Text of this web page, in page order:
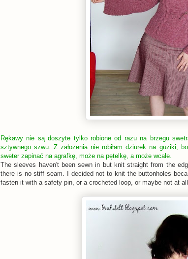
Rękawy nie są doszyte tylko robione od razu na brzegu
sztywnego szwu. Z założenia nie robiłam dziurek na guziki,
sweter zapinać na agrafkę, może na pętelkę, a może wcale.
The sleeves haven't been sewn in but knit straight from the
there is no stiff seam. I decided not to knit the buttonholes
fasten it with a safety pin, or a crocheted loop, or maybe not at all.